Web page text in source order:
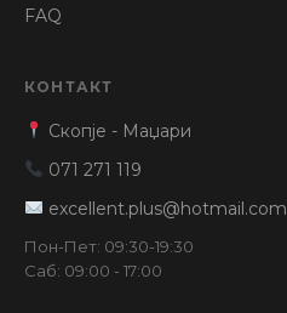
FAQ
КОНТАКТ
Скопје - Маџари
071 271 119
excellent.plus@hotmail.com
Пон-Пет: 09:30-19:30
Саб: 09:00 - 17:00